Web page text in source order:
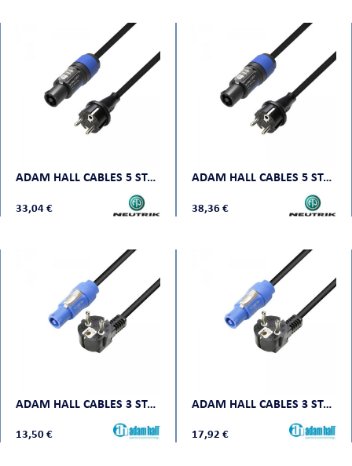
ADAM HALL CABLES 5 STAR PCON 0300
33,04 €
ADAM HALL CABLES 5 STAR PCON 0500
38,36 €
ADAM HALL CABLES 3 STAR PCON 0150
13,50 €
ADAM HALL CABLES 3 STAR PCON 0300
17,92 €